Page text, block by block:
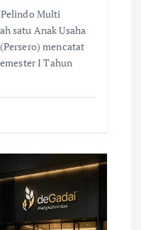
Pelindo Multi
satu Anak Usaha
mencatat
I Tahun